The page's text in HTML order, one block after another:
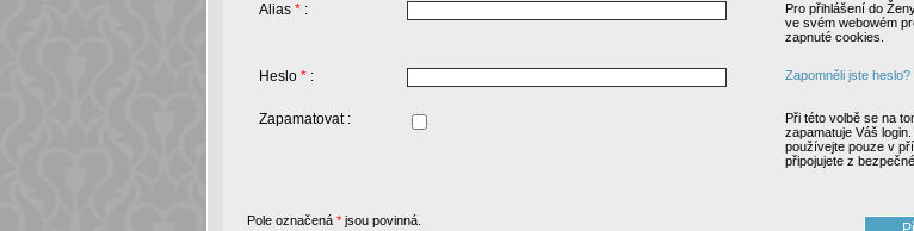
Alias *:
Pro přihlášení do
ve svém webowém
zapnuté cookies.
Heslo *: Zapomněli jste heslo?
Zapamatovat :
Při této volbě se na
zapamatuje Váš
používejte pouze v
připojujete z
Pole označená *jsou povinná.